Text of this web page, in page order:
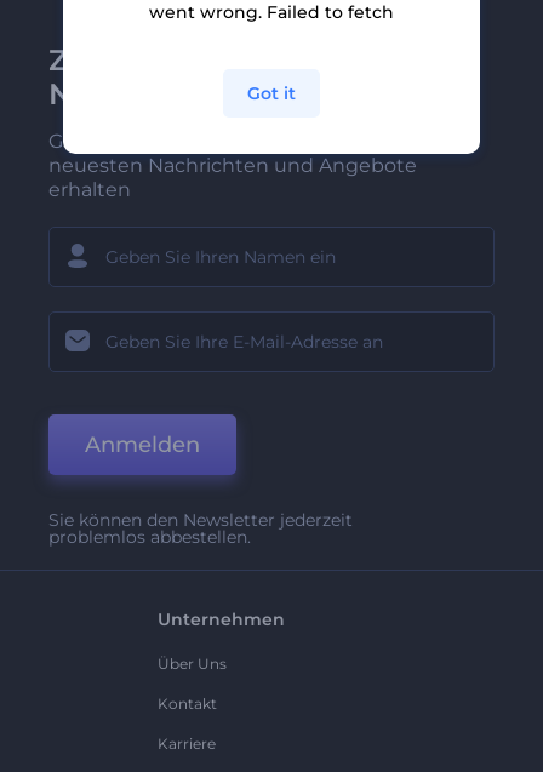
Zu Renderforest-
Newsletter anmelden
Gehören Sie zu den Ersten, die unsere
neuesten Nachrichten und Angebote
erhalten
Anmelden
Sie können den Newsletter jederzeit
problemlos abbestellen.
Unternehmen
Über Uns
Kontakt
Karriere
went wrong. Failed to fetch
Got it